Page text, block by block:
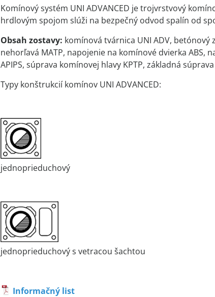
Komínový systém UNI ADVANCED je trojvrstvový
hrdlovým spojom slúži na bezpečný odvod spalín od
Obsah zostavy: komínová tvárnica UNI ADV, betónový
nehorľavá MATP, napojenie na komínové dvierka ABS,
APIPS, súprava komínovej hlavy KPTP, základná súprava
Typy konštrukcií komínov UNI ADVANCED:
jednoprieduchový
jednoprieduchový s vetracou šachtou
Informačný list